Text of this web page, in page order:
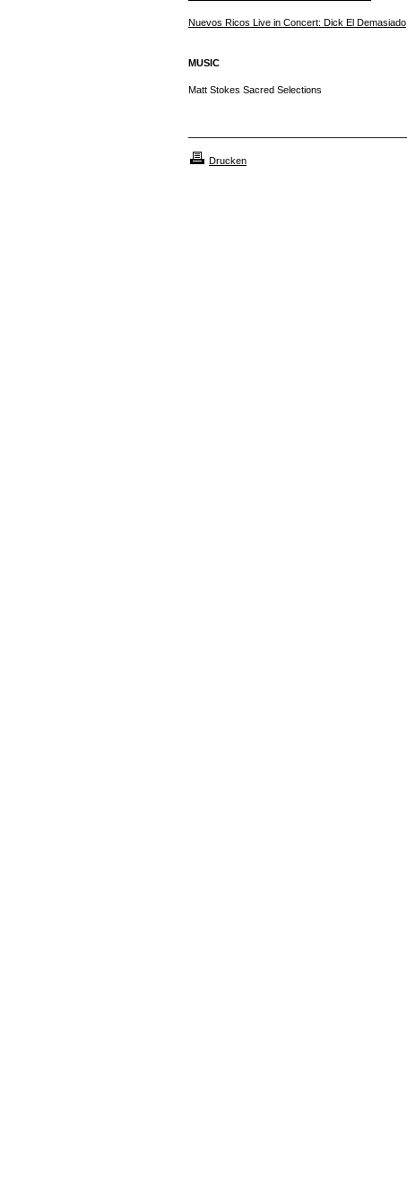
Nuevos Ricos Live in Concert: Dick El Demasiado
MUSIC
Matt Stokes Sacred Selections
Drucken